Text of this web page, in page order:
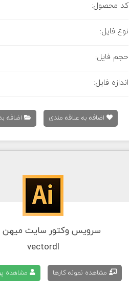
کد محصول:
نوع فایل:
حجم فایل:
اندازه فایل:
اضافه به علاقه مندی اضافه
سرویس وکتور سایت میهن
vectordl
مشاهده نمونه کارها مشاهده